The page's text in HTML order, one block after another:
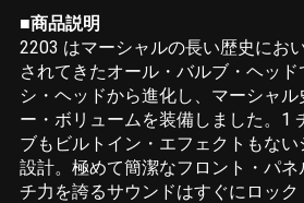
■商品説明
2203 はマーシャルの長い歴史にお
されてきたオール・バルブ・ヘッ
シ・ヘッドから進化し、マーシャ
ー・ボリュームを装備しました。1
ブもビルトイン・エフェクトもな
設計。極めて簡潔なフロント・パ
チ力を誇るサウンドはすぐにロッ